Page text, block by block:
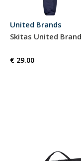
United Brands
Skitas United
€ 29.00